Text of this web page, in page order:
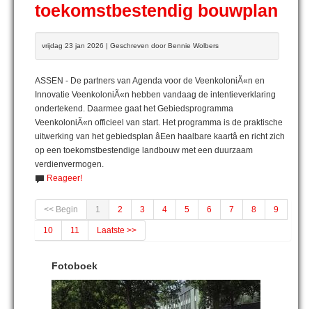
toekomstbestendig bouwplan
vrijdag 23 jan 2026 | Geschreven door Bennie Wolbers
ASSEN - De partners van Agenda voor de VeenkoloniÃ«n en
Innovatie VeenkoloniÃ«n hebben vandaag de intentieverklaring
ondertekend. Daarmee gaat het Gebiedsprogramma
VeenkoloniÃ«n officieel van start. Het programma is de praktische
uitwerking van het gebiedsplan âEen haalbare kaartâ en richt zich
op een toekomstbestendige landbouw met een duurzaam
verdienvermogen.
Reageer!
<< Begin 1 2 3 4 5 6 7 8 9
10 11 Laatste >>
Fotoboek